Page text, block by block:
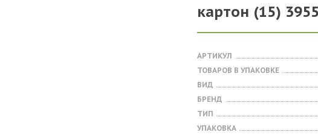
картон (15) 3955
АРТИКУЛ
ТОВАРОВ В УПАКОВКЕ
ВИД
БРЕНД
ТИП
УПАКОВКА